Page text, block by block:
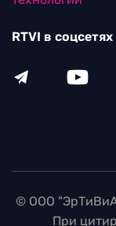
RTVI в соцсетях
© ООО
При